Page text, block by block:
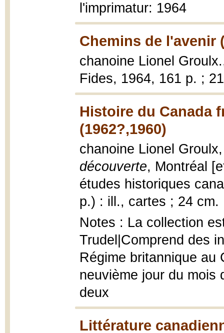
l'imprimatur: 1964
Chemins de l'avenir
chanoine Lionel
Fides, 1964, 161 p. ;
Histoire du Canada
(1962?,1960)
chanoine Lionel
découverte, Montréal
études historiques
p.) : ill., cartes ; 24 cm.
Notes : La collection
Trudel|Comprend des
Régime britannique au
neuvième jour du mois
deux
Littérature